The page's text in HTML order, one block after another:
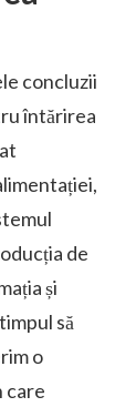
concluzii
întărirea
de
și
să
o
care